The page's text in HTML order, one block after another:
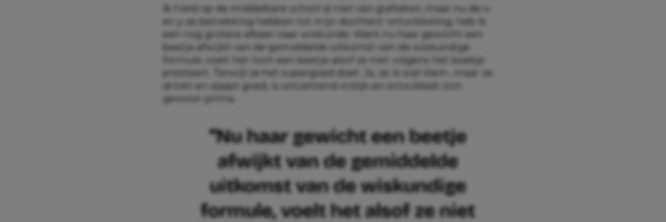
Ik hield op de middelbare school al niet van grafieken, maar nu de x-
en y-as betrekking hebben tot mijn dochters’ ontwikkeling, heb ik
een nog grotere afkeer naar wiskunde. Want nu haar gewicht een
beetje afwijkt van de gemiddelde uitkomst van de wiskundige
formule, voelt het toch een beetje alsof ze niet volgens het boekje
presteert. Terwijl ze het supergoed doet. Ja, ze is wat klein.. maar ze
drinkt en slaapt goed, is ontzettend vrolijk en ontwikkelt zich
gewoon prima.
“Nu haar gewicht een beetje
afwijkt van de gemiddelde
uitkomst van de wiskundige
formule, voelt het alsof ze niet